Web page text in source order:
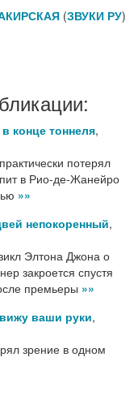
(ЗВУКИ РУ)
конце тоннеля,
потерял
в Рио-де-Жанейро
»»
непокоренный,
Элтона Джона о
закроется спустя
премьеры »»
ваши руки,
зрение в одном